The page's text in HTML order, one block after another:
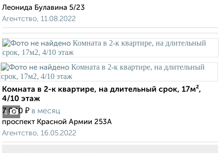
Леонида Булавина 5/23
Агентство, 11.08.2022
1
Комната в 2-к квартире, на длительный срок, 17м²,
4/10 этаж
7 000 ₽ в месяц
проспект Красной Армии 253А
Агентство, 16.05.2022